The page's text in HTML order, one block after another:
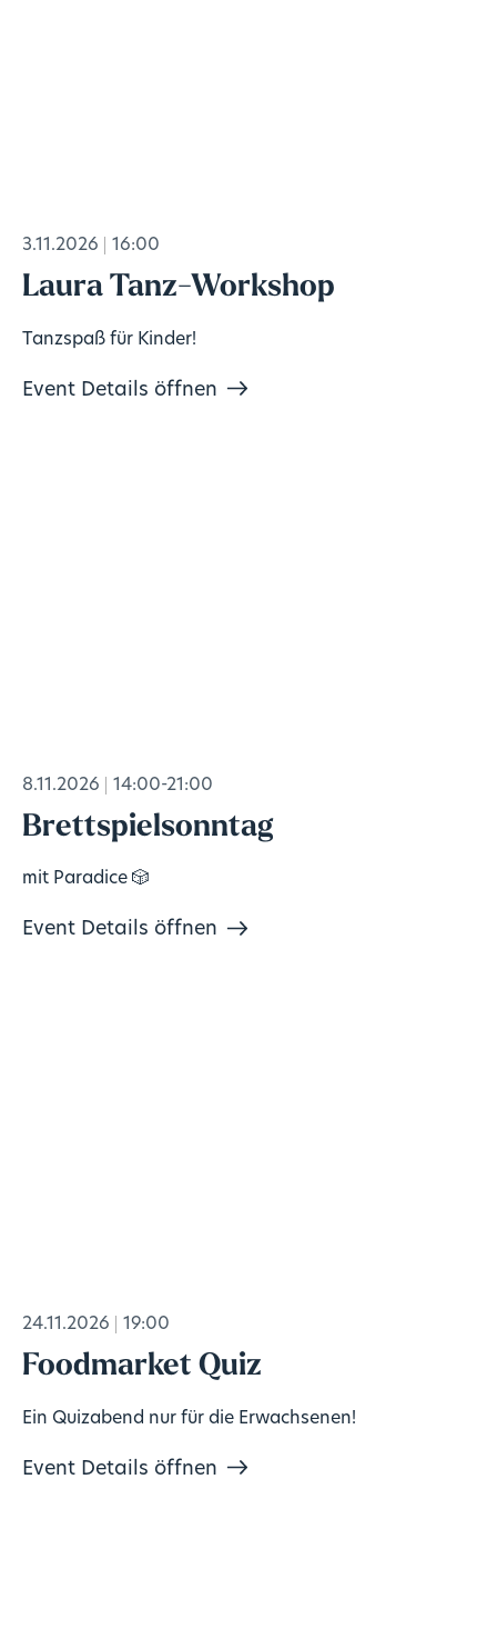
3.11.2026 16:00
Laura Tanz-Workshop
Tanzspaß für Kinder!
Event Details öffnen
8.11.2026 14:00-21:00
Brettspielsonntag
mit Paradice 🎲
Event Details öffnen
24.11.2026 19:00
Foodmarket Quiz
Ein Quizabend nur für die Erwachsenen!
Event Details öffnen